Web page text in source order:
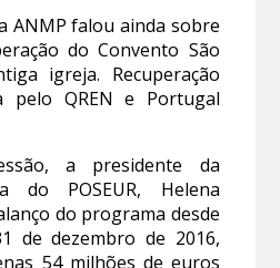
ANMP falou ainda sobre
do Convento São
igreja. Recuperação
pelo QREN e Portugal
a presidente da
do POSEUR, Helena
do programa desde
de dezembro de 2016,
54 milhões de euros